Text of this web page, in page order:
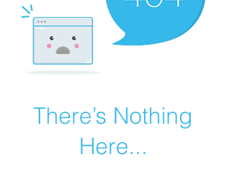
There’s Nothing
Here...